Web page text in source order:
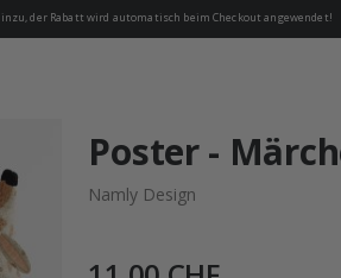
der Rabatt wird automatisch beim Checkout angewendet!
Poster -
Namly Design